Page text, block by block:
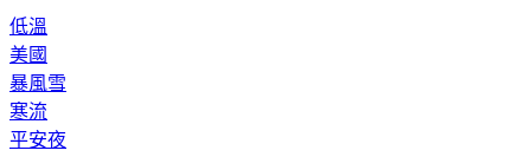
低溫
美國
暴風雪
寒流
平安夜